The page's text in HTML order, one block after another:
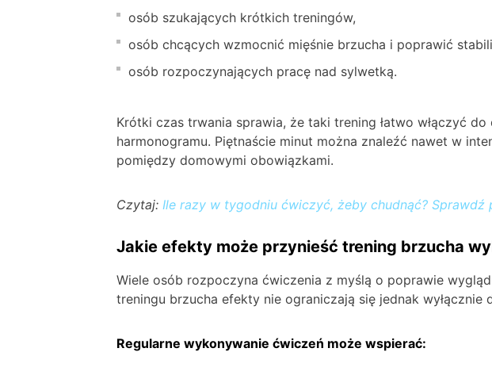
osób szukających krótkich treningów,
osób chcących wzmocnić mięśnie brzucha i poprawić
osób rozpoczynających pracę nad sylwetką.
Krótki czas trwania sprawia, że taki trening łatwo włączyć do
harmonogramu. Piętnaście minut można znaleźć nawet w
pomiędzy domowymi obowiązkami.
Czytaj: Ile razy w tygodniu ćwiczyć, żeby chudnąć? Sprawdź
Jakie efekty może przynieść trening brzucha
Wiele osób rozpoczyna ćwiczenia z myślą o poprawie
treningu brzucha efekty nie ograniczają się jednak wyłącznie
Regularne wykonywanie ćwiczeń może wspierać: